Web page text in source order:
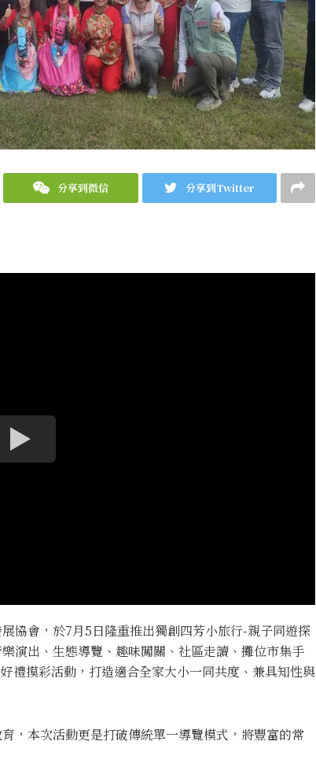
分享到微信 分享到Twitter
協會，於7月5日隆重推出獨創四芳小旅行-親子同遊探
演出、生態導覽、趣味闖關、社區走讀、攤位市集手
禮摸彩活動，打造適合全家大小一同共度、兼具知性與
，本次活動更是打破傳統單一導覽模式，將豐富的常